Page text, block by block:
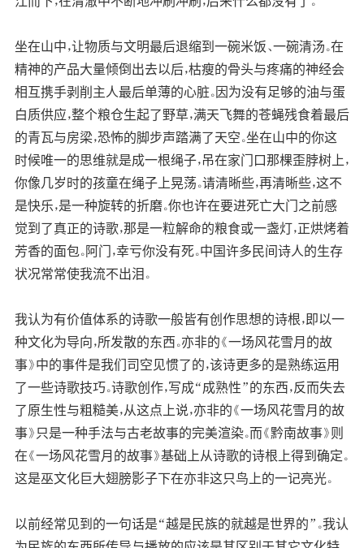
坐在山中，让物质与文明最后退缩到一碗米饭、一碗清汤。在
精神的产品大量倾倒出去以后，枯瘦的骨头与疼痛的神经会
相互携手剥削主人最后单薄的心脏。因为没有足够的油与蛋
白质供应，整个粮仓生起了野草，满天飞舞的苍蝇残食着最后
的青瓦与房梁，恐怖的脚步声踏满了天空。坐在山中的你这
时候唯一的思维就是成一根绳子，吊在家门口那棵歪脖树上，
你像几岁时的孩童在绳子上晃荡。请清晰些，再清晰些，这不
是快乐，是一种旋转的折磨。你也许在要进死亡大门之前感
觉到了真正的诗歌，那是一粒解命的粮食或一盏灯，正烘烤着
芳香的面包。阿门，幸亏你没有死。中国许多民间诗人的生存
状况常常使我流不出泪。
我认为有价值体系的诗歌一般皆有创作思想的诗根，即以一
种文化为导向，所发散的东西。亦非的《一场风花雪月的故
事》中的事件是我们司空见惯了的，该诗更多的是熟练运用
了一些诗歌技巧。诗歌创作，写成“成熟性”的东西，反而失去
了原生性与粗糙美，从这点上说，亦非的《一场风花雪月的故
事》只是一种手法与古老故事的完美渲染。而《黔南故事》则
在《一场风花雪月的故事》基础上从诗歌的诗根上得到确定。
这是巫文化巨大翅膀影子下在亦非这只鸟上的一记亮光。
以前经常见到的一句话是“越是民族的就越是世界的”。我认